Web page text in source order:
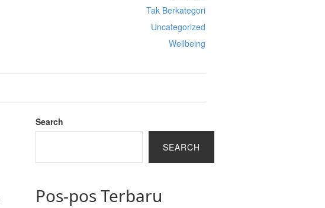
Tak Berkategori
Uncategorized
Wellbeing
Search
SEARCH
Pos-pos Terbaru